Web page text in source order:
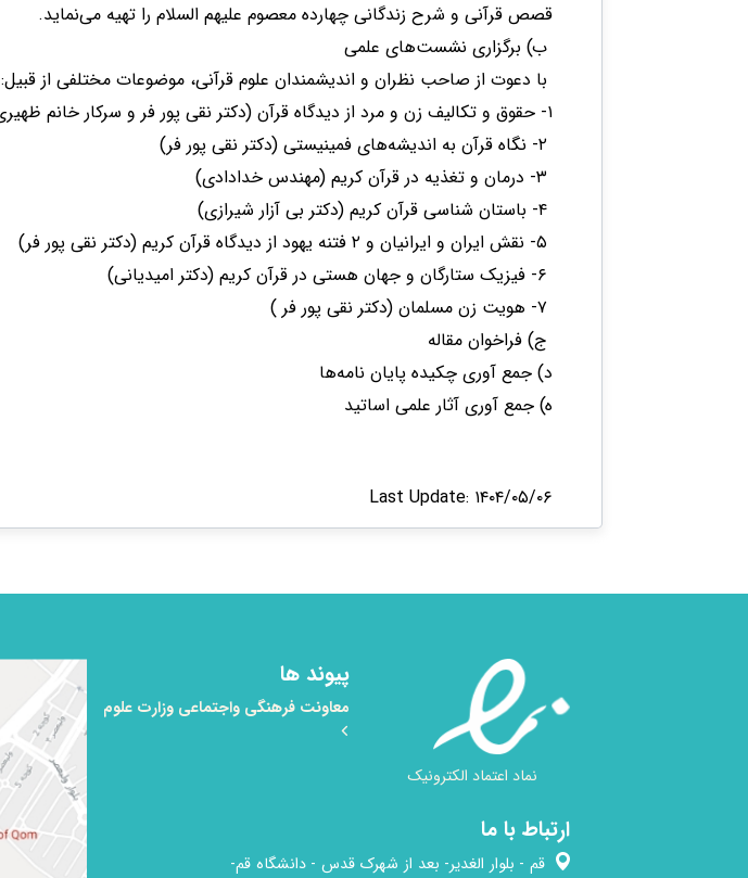
قصص قرآنی و شرح زندگانی چهارده معصوم علیهم السلام را تهیه می‌نماید.
ب) برگزاری نشست‌های علمی
با دعوت از صاحب نظران و اندیشمندان علوم قرآنی، موضوعات مختلفی از قبیل:
۱- حقوق و تکالیف زن و مرد از دیدگاه قرآن (دکتر نقی پور فر و سرکار خانم ظهیری)
۴- باستان شناسی قرآن کریم (دکتر بی آزار شیرازی)
ج) فراخوان مقاله
د) جمع آوری چکیده پایان نامه‌ها
ه) جمع آوری آثار علمی اساتید ​
Last Update: ۱۴۰۴/۰۵/۰۶
نماد اعتماد الکترونیک
پیوند ها
معاونت فرهنگی واجتماعی وزارت علوم
ارتباط با ما
قم - بلوار الغدیر- بعد از شهرک قدس - دانشگاه قم-